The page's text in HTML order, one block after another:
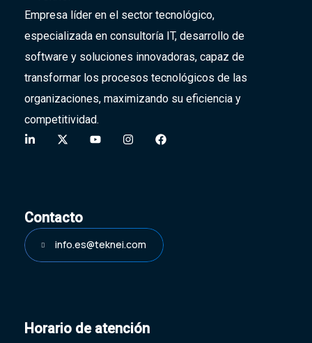
Empresa líder en el sector tecnológico,
especializada en consultoría IT, desarrollo de
software y soluciones innovadoras, capaz de
transformar los procesos tecnológicos de las
organizaciones, maximizando su eficiencia y
competitividad.
Contacto
info.es@teknei.com
Horario de atención